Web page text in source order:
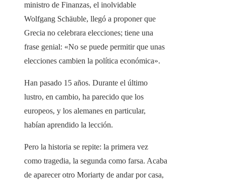
ministro de Finanzas, el inolvidable
Wolfgang Schäuble, llegó a proponer que
Grecia no celebrara elecciones; tiene una
frase genial: «No se puede permitir que unas
elecciones cambien la política económica».
Han pasado 15 años. Durante el último
lustro, en cambio, ha parecido que los
europeos, y los alemanes en particular,
habían aprendido la lección.
Pero la historia se repite: la primera vez
como tragedia, la segunda como farsa. Acaba
de aparecer otro Moriarty de andar por casa,